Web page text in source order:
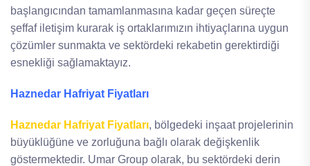
başlangıcından tamamlanmasına kadar geçen süreçte
şeffaf iletişim kurarak iş ortaklarımızın ihtiyaçlarına uygun
çözümler sunmakta ve sektördeki rekabetin gerektirdiği
esnekliği sağlamaktayız.
Haznedar Hafriyat Fiyatları
Haznedar Hafriyat Fiyatları, bölgedeki inşaat projelerinin
büyüklüğüne ve zorluğuna bağlı olarak değişkenlik
göstermektedir. Umar Group olarak, bu sektördeki derin